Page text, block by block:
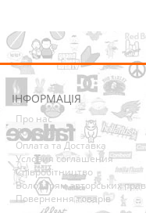
ІНФОРМАЦІЯ
Про нас
Доставка
Оплата та Доставка
Условия соглашения
Співробітництво
Володарям авторських прав
Повернення товарів